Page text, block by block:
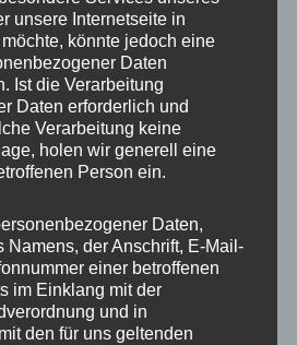
unsere Internetseite in
könnte jedoch eine
Daten
Ist die Verarbeitung
Daten erforderlich und
Verarbeitung keine
holen wir generell eine
Person ein.
Daten,
Namens, der Anschrift, E-Mail-
einer betroffenen
im Einklang mit der
und in
den für uns geltenden